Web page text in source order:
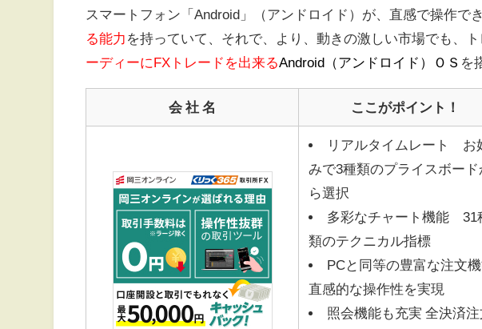
スマートフォン「Android」（アンドロイド）が、直感で操作で
る能力 を持っていて、それで、より、動きの激しい市場でも、
ーディーにFXトレードを出来るAndroid（アンドロイド）ＯＳ を
会 社 名 ここがポイント！
リアルタイムレート お
みで3種類のプライスボード
ら選択
多彩なチャート機能 31
類のテクニカル指標
PCと同等の豊富な注文
直感的な操作性を実現
照会機能も充実 全決済注